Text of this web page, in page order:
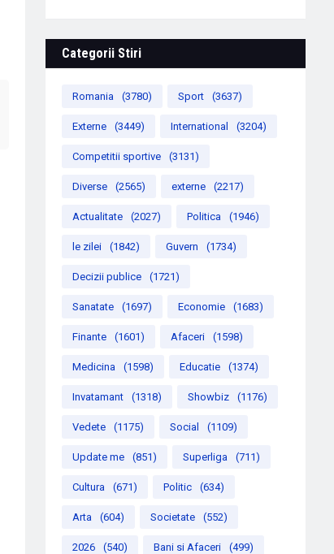
Categorii Stiri
Romania (3780) Sport (3637)
Externe (3449) International (3204)
Competitii sportive (3131)
Diverse (2565) externe (2217)
Actualitate (2027) Politica (1946)
le zilei (1842) Guvern (1734)
Decizii publice (1721)
Sanatate (1697) Economie (1683)
Finante (1601) Afaceri (1598)
Medicina (1598) Educatie (1374)
Invatamant (1318) Showbiz (1176)
Vedete (1175) Social (1109)
Update me (851) Superliga (711)
Cultura (671) Politic (634)
Arta (604) Societate (552)
2026 (540) Bani si Afaceri (499)